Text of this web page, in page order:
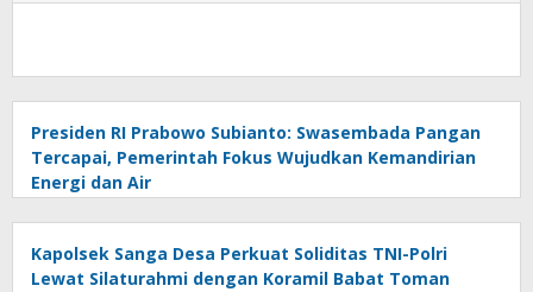
Presiden RI Prabowo Subianto: Swasembada Pangan
Tercapai, Pemerintah Fokus Wujudkan Kemandirian
Energi dan Air
Kapolsek Sanga Desa Perkuat Soliditas TNI-Polri
Lewat Silaturahmi dengan Koramil Babat Toman